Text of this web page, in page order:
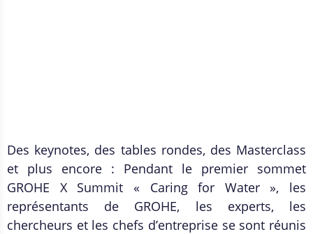
Des keynotes, des tables rondes, des Masterclass
et plus encore : Pendant le premier sommet
GROHE X Summit « Caring for Water », les
représentants de GROHE, les experts, les
chercheurs et les chefs d’entreprise se sont réunis